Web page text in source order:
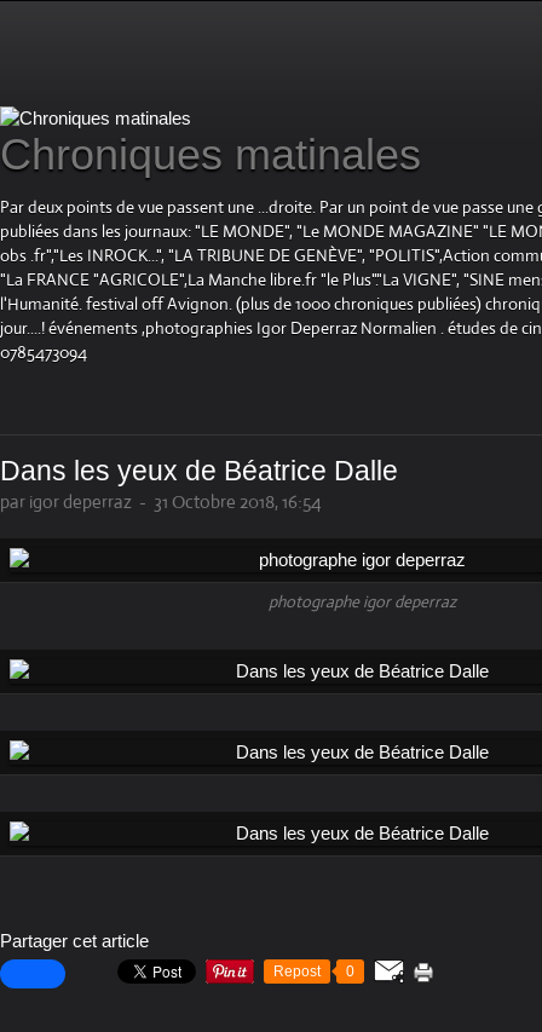
Chroniques matinales
Par deux points de vue passent une ...droite. Par un point de vue passe
publiées dans les journaux: "LE MONDE", "Le MONDE MAGAZINE" "LE
obs .fr","Les INROCK...", "LA TRIBUNE DE GENÈVE", "POLITIS",Action
"La FRANCE "AGRICOLE",La Manche libre.fr "le Plus"."La VIGNE", "SINE
l'Humanité. festival off Avignon. (plus de 1000 chroniques publiées)
jour....! événements ,photographies Igor Deperraz Normalien . études de
0785473094
Dans les yeux de Béatrice Dalle
par igor deperraz - 31 Octobre 2018, 16:54
photographe igor deperraz
Partager cet article
Repost 0